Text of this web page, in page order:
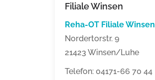
Filiale Winsen
Reha-OT Filiale Winsen
Nordertorstr. 9
21423 Winsen/Luhe
Telefon: 04171-66 70 44